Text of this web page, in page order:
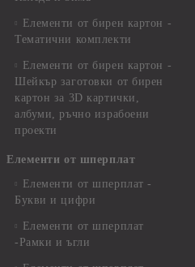
Елементи от бирен картон -
Тематични комплекти
Елементи от бирен картон -
Шейкър заготовки от бирен
картон за 3D картички,
албуми, ръчно израбоени
проекти
Елементи от шперплат
Елементи от шперплат -
Букви и цифри
Елементи от шперплат
-Рамки и ъгли